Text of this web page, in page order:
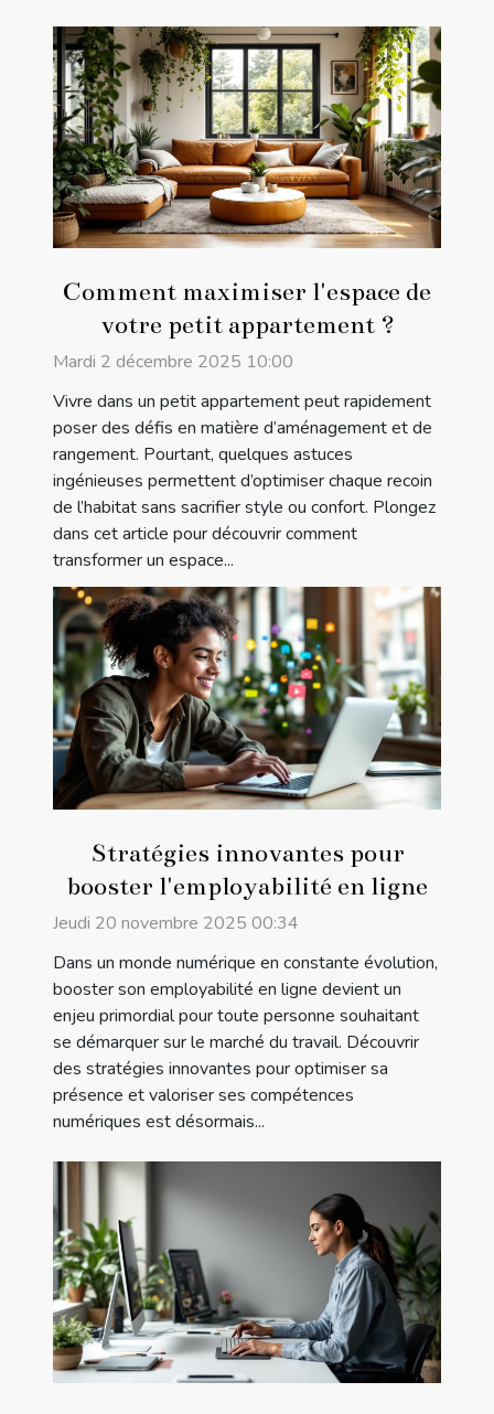
Comment maximiser l'espace de
votre petit appartement ?
Mardi 2 décembre 2025 10:00
Vivre dans un petit appartement peut rapidement
poser des défis en matière d’aménagement et de
rangement. Pourtant, quelques astuces
ingénieuses permettent d’optimiser chaque recoin
de l’habitat sans sacrifier style ou confort. Plongez
dans cet article pour découvrir comment
transformer un espace...
Stratégies innovantes pour
booster l'employabilité en ligne
Jeudi 20 novembre 2025 00:34
Dans un monde numérique en constante évolution,
booster son employabilité en ligne devient un
enjeu primordial pour toute personne souhaitant
se démarquer sur le marché du travail. Découvrir
des stratégies innovantes pour optimiser sa
présence et valoriser ses compétences
numériques est désormais...